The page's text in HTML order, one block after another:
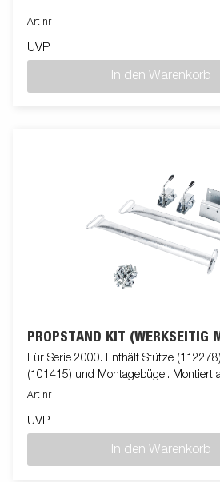
Art nr
UVP
In den Warenkorb
PROPSTAND KIT (WERKSEITIG
Für Serie 2000. Enthält Stütze
(101415) und Montagebügel. Montiert
Art nr
UVP
In den Warenkorb